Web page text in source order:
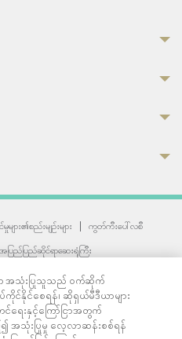
များ၏စည်းမျဉ်းများ |
ကွတ်ကီးပေါ်လစီ
ြည်ပြည်ဆိုင်ရာဆေးရုံကြီး
Bangkok 10110 Thailand.
reserved.
က အသုံးပြုသူသည် ဝက်ဆိုက်
နိုင်စေရန်၊ ဆိုရှယ်မီဒီယာများ
င်ရေးနှင့်ကြော်ငြာအတွက်
အသုံးပြုမှု လေ့လာဆန်းစစ်ရန်